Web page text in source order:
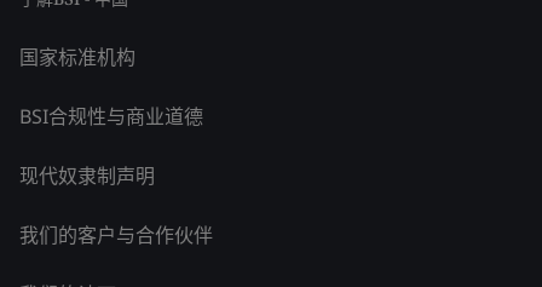
国家标准机构
BSI合规性与商业道德
现代奴隶制声明
我们的客户与合作伙伴